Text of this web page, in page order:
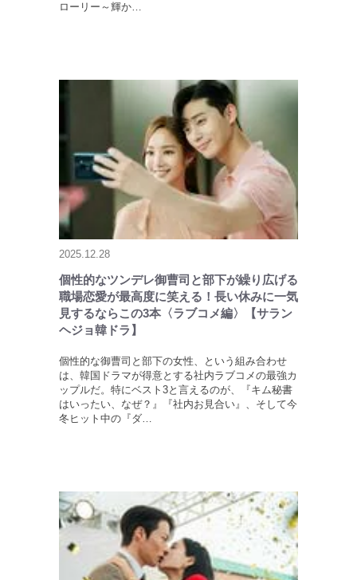
ローリー～輝か…
2025.12.28
個性的なツンデレ御曹司と部下が繰り広げる
職場恋愛が最高度に笑える！長い休みに一気
見するならこの3本〈ラブコメ編〉【サラン
ヘジョ韓ドラ】
個性的な御曹司と部下の女性、という組み合わせ
は、韓国ドラマが得意とする社内ラブコメの最強カ
ップルだ。特にベスト3と言えるのが、『キム秘書
はいったい、なぜ？』『社内お見合い』、そして今
冬ヒット中の『ダ…